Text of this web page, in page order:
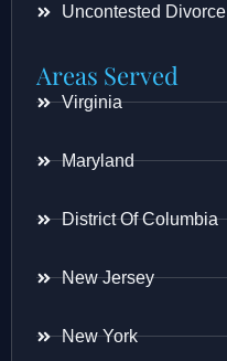
Uncontested Divorce
Areas Served
Virginia
Maryland
District Of Columbia
New Jersey
New York